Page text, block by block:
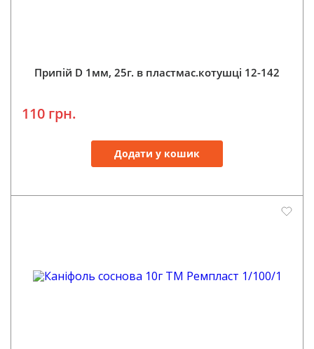
Припій D 1мм, 25г. в пластмас.котушці 12-142
110 грн.
Додати у кошик